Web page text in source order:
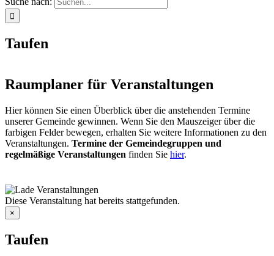
Taufen
Raumplaner für Veranstaltungen
Hier können Sie einen Überblick über die anstehenden Termine
unserer Gemeinde gewinnen. Wenn Sie den Mauszeiger über die
farbigen Felder bewegen, erhalten Sie weitere Informationen zu den
Veranstaltungen. Termine der Gemeindegruppen und
regelmäßige Veranstaltungen finden Sie hier.
Diese Veranstaltung hat bereits stattgefunden.
×
Taufen